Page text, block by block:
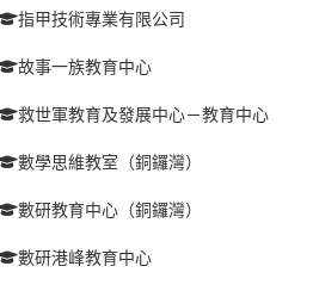
指甲技術專業有限公司
故事一族教育中心
救世軍教育及發展中心－教育中心
數學思維教室（銅鑼灣）
數研教育中心（銅鑼灣）
數研港峰教育中心